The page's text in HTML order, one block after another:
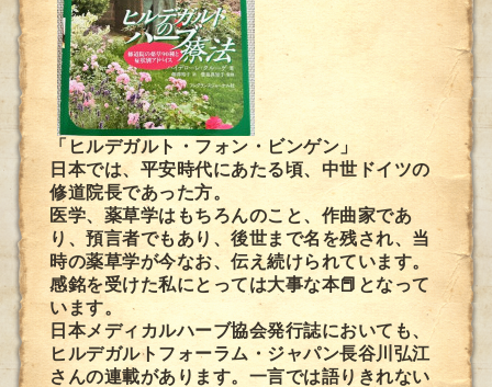
「ヒルデガルト・フォン・ビンゲン」
日本では、平安時代にあたる頃、中世ドイツの
修道院長であった方。
医学、薬草学はもちろんのこと、作曲家であ
り、預言者でもあり、後世まで名を残され、 当
時の薬草学が今なお、伝え続けられています。
感銘を受けた私にとっては大事な本📕となって
います。
日本メディカルハーブ協会発行誌においても、
ヒルデガルトフォーラム・ジャパン長谷川弘江
さんの連載があります。一言では語りきれない